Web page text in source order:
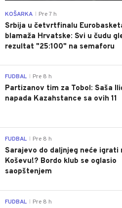
KOŠARKA Pre 7 h
Srbija u četvrtfinalu
blamaža Hrvatske: Svi u čudu
rezultat "25:100" na semaforu
FUDBAL Pre 8 h
Partizanov tim za Tobol: Saša
napada Kazahstance sa ovih 11
FUDBAL Pre 8 h
Sarajevo do daljnjeg neće igrati
Koševu!? Bordo klub se oglasio
saopštenjem
FUDBAL Pre 8 h